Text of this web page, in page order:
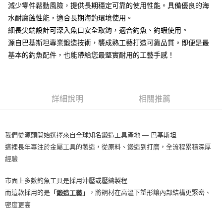
台新國際商業銀行
中國信託商業銀行
台灣樂天信用卡公司
相關說明
【大哥付你分期使用說明】
2.付款方式選擇「大哥付你分期」，訂單成立後會自動跳轉到大哥付的交易
流程，驗證手機門號後，選擇欲分期的期數、繳款截止日，確認付款後即完
成交易。
3.實際核准額度、可分期數及費用金額請依後續交易確認頁面所載為準。
【繳款方式說明】
1.分期款項不併入電信帳單，「大哥付你分期」於每月結算日後寄送繳費提
帳／街口支付／iPASS MONEY」等通路繳費。
【注意事項】
1.本服務係由「台灣大哥大股份有限公司」（以下簡稱本公司）所提供，讓
買賣價金債權讓與本公司後，依約使用本公司帳單繳交帳款。
2.基於同意付款使用「大哥付你分期」之契約關係目的，商店將以您的個人
資料（包含姓名、電話或地址）提供予台灣大哥大進項蒐集、處理及利用，
由本公司與您本人進行分期帳單所需資料之確認、核對及更正。
AFTEE先享後付
相關說明
【關於「AFTEE先享後付」】
AFTEE先享後付是「在收到商品之後才付款」的支付方式。 讓您購物簡單
２．訂單成立數日內，您將收到繳費通知簡訊。
３．收到繳費通知簡訊後14天內，點擊此簡訊中的連結，可透過四大超商／
※ 請注意：結帳手續完成當下不需立刻繳費，但若您需要取消訂單，請聯絡
後付繳納相關費用。
※ 交易是否成功請以「AFTEE先享後付 」之結帳頁面顯示為準，若有關於
是否繳費成功／繳費後需取消欲退款等相關疑問，請聯繫「AFTEE先享後付
客戶支援中心」
ATM付款
付款後全家取貨
每筆NT$60，滿NT$1,200(含以上)免運費
7-11取貨付款
每筆NT$60，滿NT$1,200(含以上)免運費
付款後7-11取貨
減少零件鬆動風險，提供長期穩定可靠的使用性能。具備優良的海
水耐腐蝕性能，適合長期海釣環境使用。
細長尖端設計可深入魚口安全取鉤，適合釣魚、釣蝦使用。
源自巴基斯坦專業鍛造技術，襲成熟工藝打造可靠品質。即便是最
基本的釣魚配件，也能帶給您最堅實耐用的工藝手感！
詳細說明 相關推薦
我們從源頭開始選擇來自全球知名鍛造工具產地 — 巴基斯坦
這裡長年專注於金屬工具的製造，從原料、鍛造到打磨，全流程累積深厚
經驗
市面上多數釣魚工具是採用沖壓或壓鑄製程
而這款採用的是 「鍛造工藝」
，將鋼材在高溫下塑形讓內部結構更緊密、
密度更高